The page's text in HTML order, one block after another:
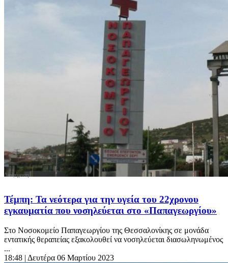
Τέμπη: Τα νεότερα για την υγεία του 22χρονου
εγκαυματία που νοσηλεύεται στο «Παπαγεωργίου»
Στο Νοσοκομείο Παπαγεωργίου της Θεσσαλονίκης σε μονάδα
εντατικής θεραπείας εξακολουθεί να νοσηλεύεται διασωληνωμένος
...
18:48 | Δευτέρα 06 Μαρτίου 2023